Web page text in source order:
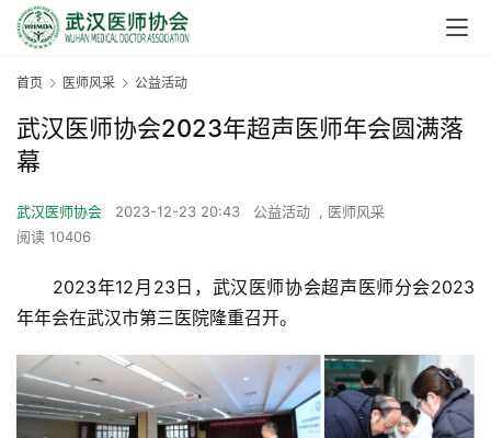
首页 医师风采 公益活动
武汉医师协会2023年超声医师年会圆满落
幕
武汉医师协会 2023-12-23 20:43 公益活动 , 医师风采
阅读 10406
2023年12月23日，武汉医师协会超声医师分会2023
年年会在武汉市第三医院隆重召开。